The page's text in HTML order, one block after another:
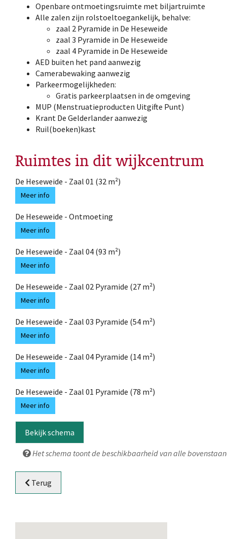
Openbare ontmoetingsruimte met biljartruimte
Alle zalen zijn rolstoeltoegankelijk, behalve:
zaal 2 Pyramide in De Heseweide
zaal 3 Pyramide in De Heseweide
zaal 4 Pyramide in De Heseweide
AED buiten het pand aanwezig
Camerabewaking aanwezig
Parkeermogelijkheden:
Gratis parkeerplaatsen in de omgeving
MUP (Menstruatieproducten Uitgifte Punt)
Krant De Gelderlander aanwezig
Ruil(boeken)kast
Ruimtes in dit wijkcentrum
De Heseweide - Zaal 01 (32 m²)
Meer info
De Heseweide - Ontmoeting
Meer info
De Heseweide - Zaal 04 (93 m²)
Meer info
De Heseweide - Zaal 02 Pyramide (27 m²)
Meer info
De Heseweide - Zaal 03 Pyramide (54 m²)
Meer info
De Heseweide - Zaal 04 Pyramide (14 m²)
Meer info
De Heseweide - Zaal 01 Pyramide (78 m²)
Meer info
Bekijk schema
Het schema toont de beschikbaarheid van alle
Terug